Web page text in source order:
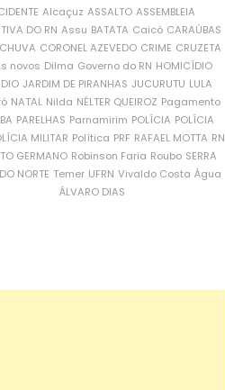
Alcaçuz ASSALTO ASSEMBLEIA
DO RN Assu BATATA Caicó CARAÚBAS
CORONEL AZEVEDO CRIME CRUZETA
novos Dilma Governo do RN HOMICÍDIO
JARDIM DE PIRANHAS JUCURUTU LULA
NATAL Nilda NÉLTER QUEIROZ Pagamento
PARELHAS Parnamirim POLÍCIA POLÍCIA
MILITAR Política PRF RAFAEL MOTTA RN
GERMANO Robinson Faria Roubo SERRA
NORTE Temer UFRN Vivaldo Costa Água
ÁLVARO DIAS